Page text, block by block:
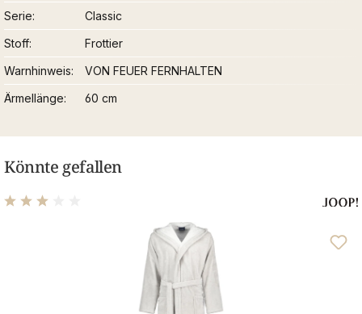
Serie
Classic
Stoff
Frottier
Warnhinweis
VON FEUER FERNHALTEN
Ärmellänge
60 cm
Könnte gefallen
Durchschnittliche Bewertung von 3 von 5 Sternen